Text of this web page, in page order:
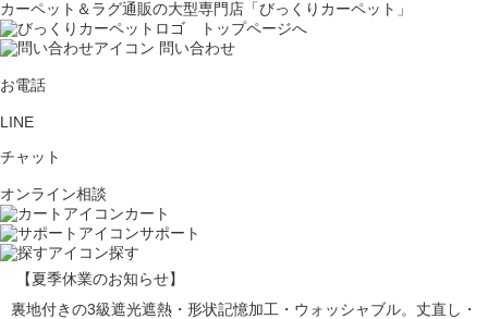
カーペット＆ラグ通販の大型専門店「びっくりカーペット」
問い合わせ
お電話
LINE
チャット
オンライン相談
カート
サポート
探す
【夏季休業のお知らせ】
裏地付きの3級遮光遮熱・形状記憶加工・ウォッシャブル。丈直し・